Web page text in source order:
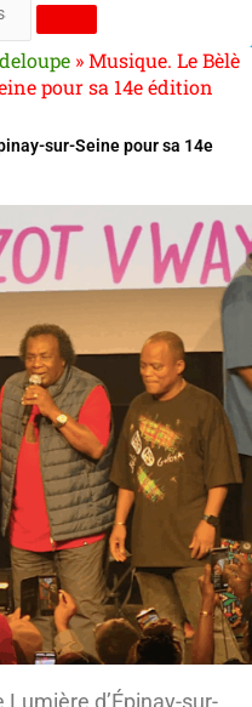
»Musique. Le Bèlè
pour sa 14e édition
sur-Seine pour sa 14e